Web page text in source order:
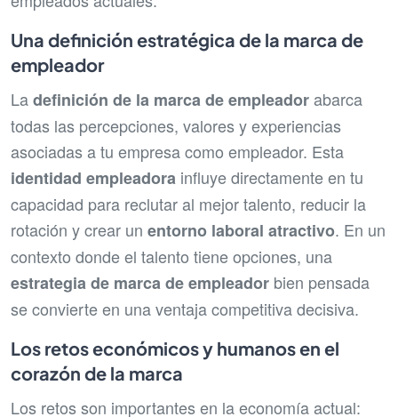
Una definición estratégica de la marca de
empleador
Ladefinición de la marca de empleadorabarca
todas las percepciones, valores y experiencias
asociadas a tu empresa como empleador. Esta
identidad empleadora influye directamente en tu
capacidad para reclutar al mejor talento, reducir la
rotación y crear un entorno laboral atractivo. En un
contexto donde el talento tiene opciones, una
estrategia de marca de empleador bien pensada
se convierte en una ventaja competitiva decisiva.
Los retos económicos y humanos en el
corazón de la marca
Los retos son importantes en la economía actual: